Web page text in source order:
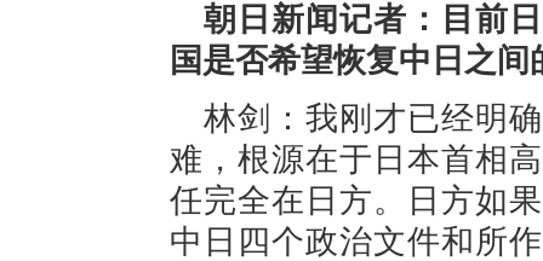
朝日新闻记者：目前
国是否希望恢复中日之间
林剑：我刚才已经明
难，根源在于日本首相
任完全在日方。日方如
中日四个政治文件和所